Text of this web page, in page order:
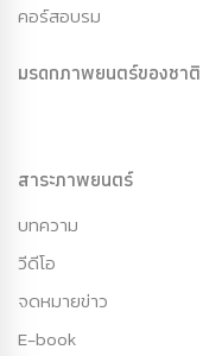
คอร์สอบรม
มรดกภาพยนตร์ของชาติ
สาระภาพยนตร์
บทความ
วีดีโอ
จดหมายข่าว
E-book